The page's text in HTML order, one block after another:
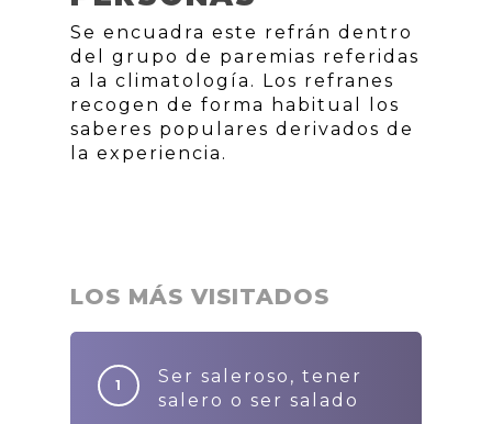
Se encuadra este refrán dentro
del grupo de paremias referidas
a la climatología. Los refranes
recogen de forma habitual los
saberes populares derivados de
la experiencia.
LOS MÁS VISITADOS
Ser saleroso, tener
salero o ser salado